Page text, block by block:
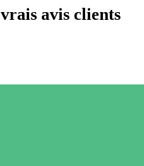
avis clients